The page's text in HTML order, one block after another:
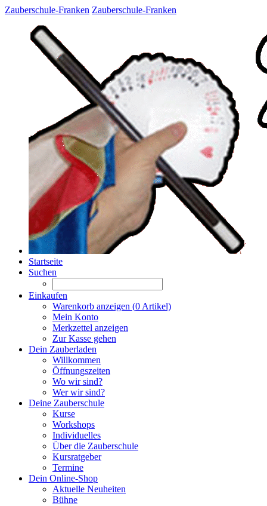
Zauberschule-Franken Zauberschule-Franken
Startseite
Suchen
Einkaufen
Warenkorb anzeigen (0 Artikel)
Mein Konto
Merkzettel anzeigen
Zur Kasse gehen
Dein Zauberladen
Willkommen
Öffnungszeiten
Wo wir sind?
Wer wir sind?
Deine Zauberschule
Kurse
Workshops
Individuelles
Über die Zauberschule
Kursratgeber
Termine
Dein Online-Shop
Aktuelle Neuheiten
Bühne